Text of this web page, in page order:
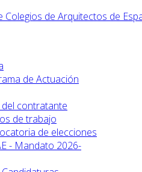
de Actuación
del contratante
de trabajo
de elecciones
- Mandato 2026-